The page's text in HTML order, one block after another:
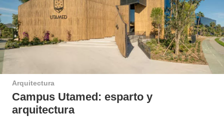
Arquitectura
Campus Utamed: esparto y
arquitectura